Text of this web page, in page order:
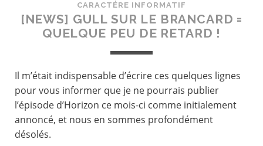
CARACTÉRE INFORMATIF
[NEWS] GULL SUR LE BRANCARD =
QUELQUE PEU DE RETARD !
Il m’était indispensable d’écrire ces quelques lignes
pour vous informer que je ne pourrais publier
l’épisode d’Horizon ce mois-ci comme initialement
annoncé, et nous en sommes profondément
désolés.